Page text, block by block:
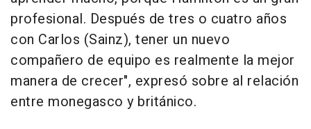
profesional. Después de tres o cuatro años
con Carlos (Sainz), tener un nuevo
compañero de equipo es realmente la mejor
manera de crecer", expresó sobre al relación
entre monegasco y británico.